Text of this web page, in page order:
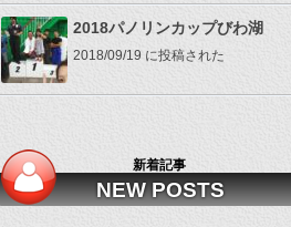
2018パノリンカップびわ湖
2018/09/19 に投稿された
新着記事
NEW POSTS